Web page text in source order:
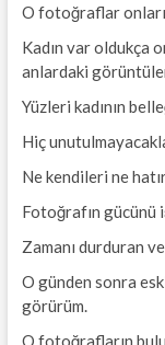
O fotoğraflar
Kadın var oldukça
anlardaki
Yüzleri kadının
Hiç
Ne kendileri ne
Fotoğrafın gücünü
Zamanı durduran
O günden sonra
görürüm.
O fotoğrafların